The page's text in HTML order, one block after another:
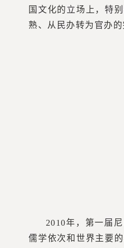
国文化的立场上，特
熟、从民办转为官办
2010年，第一届
儒学依次和世界主要